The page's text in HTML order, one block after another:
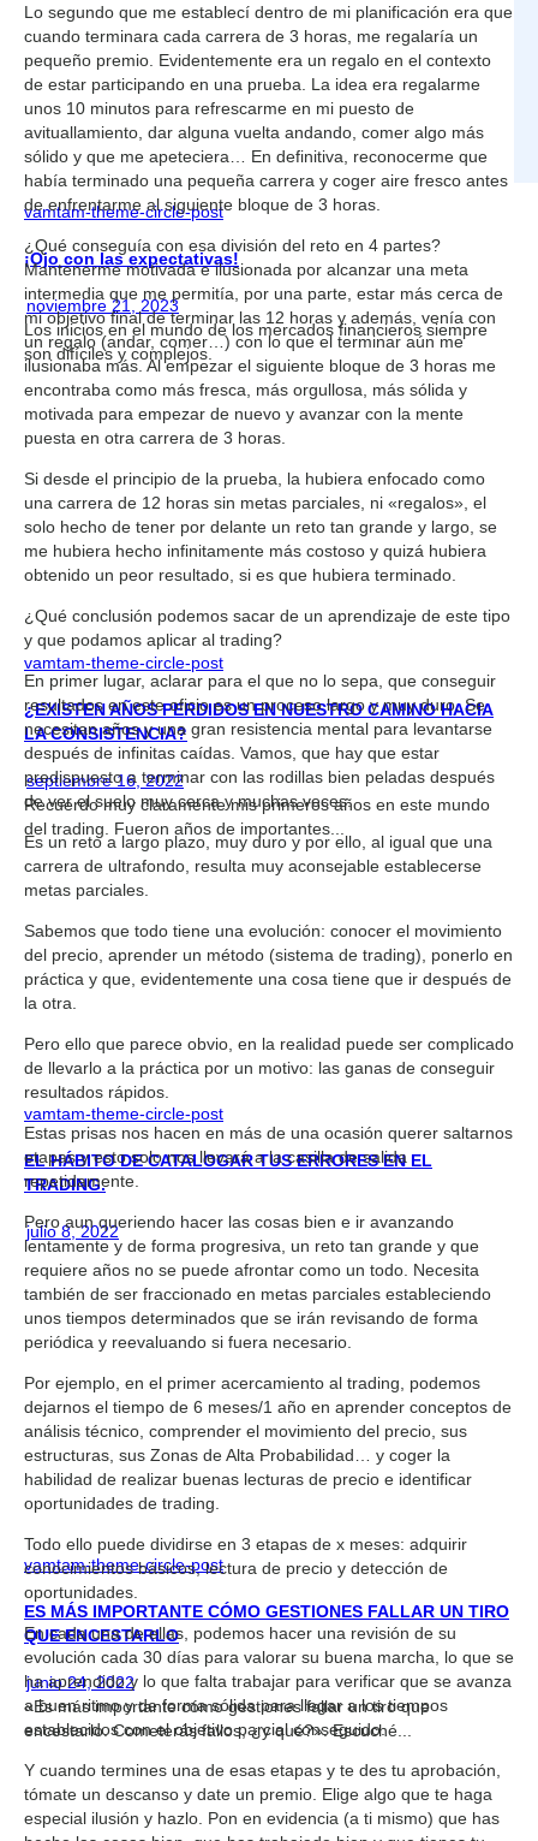
Lo segundo que me establecí dentro de mi planificación era que
cuando terminara cada carrera de 3 horas, me regalaría un
pequeño premio. Evidentemente era un regalo en el contexto
de estar participando en una prueba. La idea era regalarme
unos 10 minutos para refrescarme en mi puesto de
avituallamiento, dar alguna vuelta andando, comer algo más
sólido y que me apeteciera… En definitiva, reconocerme que
había terminado una pequeña carrera y coger aire fresco antes
de enfrentarme al siguiente bloque de 3 horas.
¿Qué conseguía con esa división del reto en 4 partes?
Mantenerme motivada e ilusionada por alcanzar una meta
intermedia que me permitía, por una parte, estar más cerca de
mi objetivo final de terminar las 12 horas y además, venía con
un regalo (andar, comer…) con lo que el terminar aún me
ilusionaba más. Al empezar el siguiente bloque de 3 horas me
encontraba como más fresca, más orgullosa, más sólida y
motivada para empezar de nuevo y avanzar con la mente
puesta en otra carrera de 3 horas.
Si desde el principio de la prueba, la hubiera enfocado como
una carrera de 12 horas sin metas parciales, ni «regalos», el
solo hecho de tener por delante un reto tan grande y largo, se
me hubiera hecho infinitamente más costoso y quizá hubiera
obtenido un peor resultado, si es que hubiera terminado.
¿Qué conclusión podemos sacar de un aprendizaje de este tipo
y que podamos aplicar al trading?
En primer lugar, aclarar para el que no lo sepa, que conseguir
resultados en este oficio es un proceso largo y muy duro. Se
necesitan años y una gran resistencia mental para levantarse
después de infinitas caídas. Vamos, que hay que estar
predispuesto a terminar con las rodillas bien peladas después
de ver el suelo muy cerca y muchas veces.
Es un reto a largo plazo, muy duro y por ello, al igual que una
carrera de ultrafondo, resulta muy aconsejable establecerse
metas parciales.
Sabemos que todo tiene una evolución: conocer el movimiento
del precio, aprender un método (sistema de trading), ponerlo en
práctica y que, evidentemente una cosa tiene que ir después de
la otra.
Pero ello que parece obvio, en la realidad puede ser complicado
de llevarlo a la práctica por un motivo: las ganas de conseguir
resultados rápidos.
Estas prisas nos hacen en más de una ocasión querer saltarnos
etapas y esto solo nos llevará a la casilla de salida
repetidamente.
Pero aun queriendo hacer las cosas bien e ir avanzando
lentamente y de forma progresiva, un reto tan grande y que
requiere años no se puede afrontar como un todo. Necesita
también de ser fraccionado en metas parciales estableciendo
unos tiempos determinados que se irán revisando de forma
periódica y reevaluando si fuera necesario.
Por ejemplo, en el primer acercamiento al trading, podemos
dejarnos el tiempo de 6 meses/1 año en aprender conceptos de
análisis técnico, comprender el movimiento del precio, sus
estructuras, sus Zonas de Alta Probabilidad… y coger la
habilidad de realizar buenas lecturas de precio e identificar
oportunidades de trading.
Todo ello puede dividirse en 3 etapas de x meses: adquirir
conocimientos básicos, lectura de precio y detección de
oportunidades.
En cada una de ellas, podemos hacer una revisión de su
evolución cada 30 días para valorar su buena marcha, lo que se
ha aprendido y lo que falta trabajar para verificar que se avanza
a buen ritmo y de forma sólida para llegar a los tiempos
establecidos con el objetivo parcial conseguido.
Y cuando termines una de esas etapas y te des tu aprobación,
tómate un descanso y date un premio. Elige algo que te haga
especial ilusión y hazlo. Pon en evidencia (a ti mismo) que has
vamtam-theme-circle-post
¡Ojo con las expectativas!
noviembre 21, 2023
Los inicios en el mundo de los mercados financieros siempre
son difíciles y complejos.
vamtam-theme-circle-post
¿EXISTEN AÑOS PERDIDOS EN NUESTRO CAMINO HACIA
LA CONSISTENCIA?
septiembre 16, 2022
Recuerdo muy claramente mis primeros años en este mundo
del trading. Fueron años de importantes...
vamtam-theme-circle-post
EL HÁBITO DE CATALOGAR TUS ERRORES EN EL
TRADING.
julio 8, 2022
vamtam-theme-circle-post
ES MÁS IMPORTANTE CÓMO GESTIONES FALLAR UN TIRO
QUE ENCESTARLO
junio 24, 2022
«Es más importante cómo gestiones fallar un tiro que
encestarlo. Cometerás fallos, ¿y qué?». Escuché...